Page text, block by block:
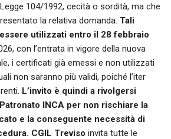
104/1992, cecità o sordità, ma che
la relativa domanda. Tali
utilizzati entro il 28 febbraio
con l’entrata in vigore della nuova
i certificati già emessi e non utilizzati
non saranno più validi, poiché l’iter
L’invito è quindi a rivolgersi
INCA per non rischiare la
e la conseguente necessità di
CGIL Treviso invita tutte le